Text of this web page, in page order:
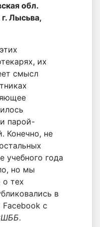
обл.
Лысьва,
их
смысл
парой-
Конечно, не
учебного года
но мы
тех
в
Facebook с
.